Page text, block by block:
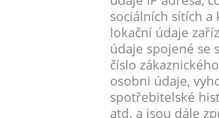
sociálních sítích
lokační údaje
údaje spojené se
číslo
osobni údaje,
spotřebitelské
atd. a jsou dále